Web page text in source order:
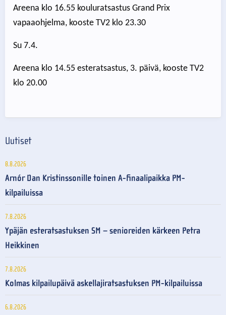
Areena klo 16.55 kouluratsastus Grand Prix
vapaaohjelma, kooste TV2 klo 23.30
Su 7.4.
Areena klo 14.55 esteratsastus, 3. päivä, kooste TV2
klo 20.00
Uutiset
8.8.2026
Arnór Dan Kristinssonille toinen A-finaalipaikka PM-
kilpailuissa
7.8.2026
Ypäjän esteratsastuksen SM – senioreiden kärkeen Petra
Heikkinen
7.8.2026
Kolmas kilpailupäivä askellajiratsastuksen PM-kilpailuissa
6.8.2026